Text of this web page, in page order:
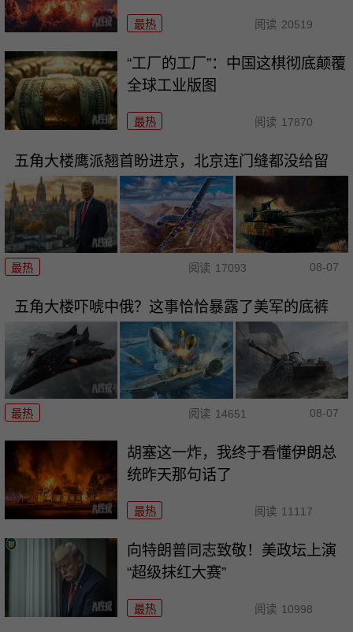
最热 阅读 20519
“工厂的工厂”：中国这棋彻底颠覆
全球工业版图
最热 阅读 17870
五角大楼鹰派翘首盼进京，北京连门缝都没给留
最热 阅读 17093 08-07
五角大楼吓唬中俄？这事恰恰暴露了美军的底裤
最热 阅读 14651 08-07
胡塞这一炸，我终于看懂伊朗总
统昨天那句话了
最热 阅读 11117
向特朗普同志致敬！美政坛上演
“超级抹红大赛”
最热 阅读 10998